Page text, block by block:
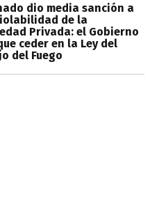
dio media sanción a
de la
Privada: el Gobierno
ceder en la Ley del
del Fuego